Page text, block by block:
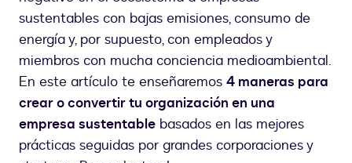
sustentables con bajas emisiones, consumo de
energía y, por supuesto, con empleados y
miembros con mucha conciencia medioambiental.
En este artículo te enseñaremos 4 maneras para
crear o convertir tu organización en una
empresa sustentable basados en las mejores
prácticas seguidas por grandes corporaciones y